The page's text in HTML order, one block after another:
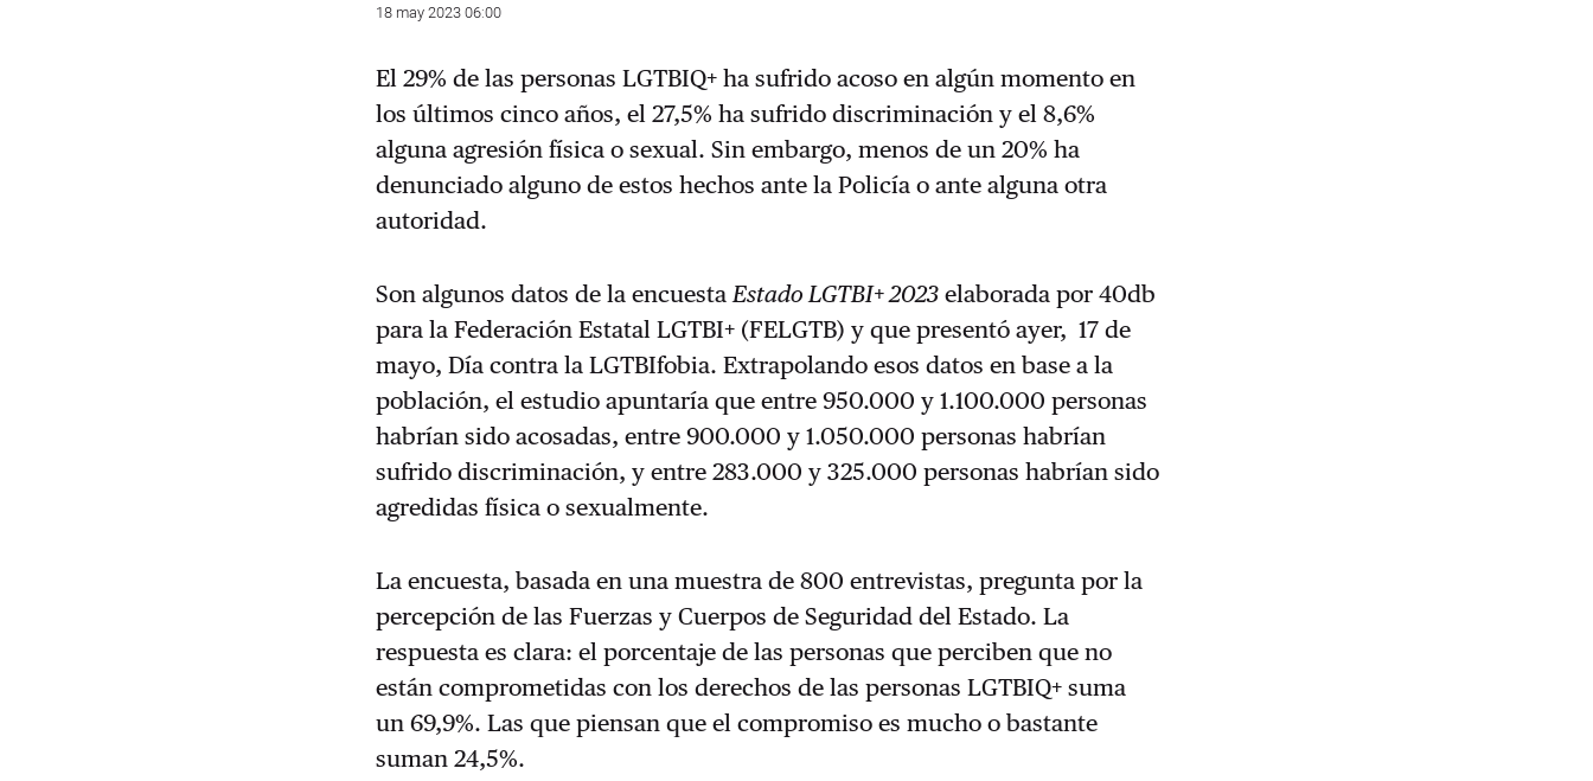
18 may 2023 06:00
El 29% de las personas LGTBIQ+ ha sufrido acoso en algún momento en
los últimos cinco años, el 27,5% ha sufrido discriminación y el 8,6%
alguna agresión física o sexual. Sin embargo, menos de un 20% ha
denunciado alguno de estos hechos ante la Policía o ante alguna otra
autoridad.
Son algunos datos de la encuestaEstado LGTBI+ 2023 elaborada por 40db
para la Federación Estatal LGTBI+ (FELGTB) y que presentó ayer, 17 de
mayo, Día contra la LGTBIfobia. Extrapolando esos datos en base a la
población, el estudio apuntaría que entre 950.000 y 1.100.000 personas
habrían sido acosadas, entre 900.000 y 1.050.000 personas habrían
sufrido discriminación, y entre 283.000 y 325.000 personas habrían sido
agredidas física o sexualmente.
La encuesta, basada en una muestra de 800 entrevistas, pregunta por la
percepción de las Fuerzas y Cuerpos de Seguridad del Estado. La
respuesta es clara: el porcentaje de las personas que perciben que no
están comprometidas con los derechos de las personas LGTBIQ+ suma
un 69,9%. Las que piensan que el compromiso es mucho o bastante
suman 24,5%.